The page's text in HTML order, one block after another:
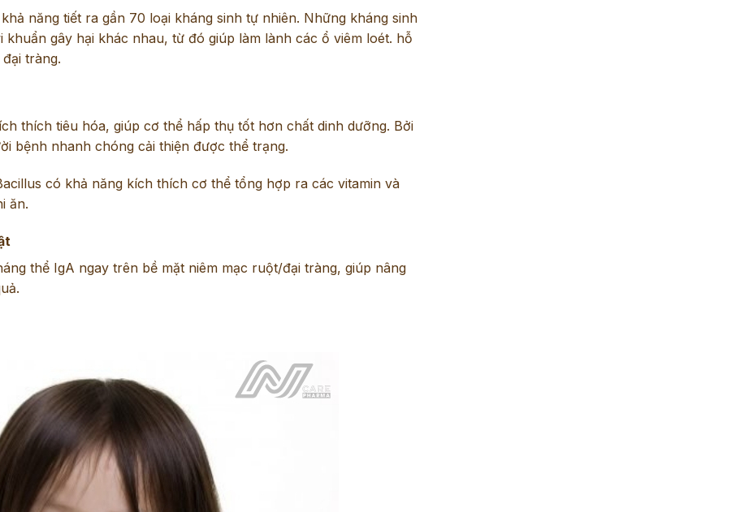
năng tiết ra gần 70 loại kháng sinh tự nhiên. Những kháng sinh
gây hại khác nhau, từ đó giúp làm lành các ổ viêm loét. hỗ
tràng.
thích tiêu hóa, giúp cơ thể hấp thụ tốt hơn chất dinh dưỡng. Bởi
bệnh nhanh chóng cải thiện được thể trạng.
có khả năng kích thích cơ thể tổng hợp ra các vitamin và
ăn.
thể IgA ngay trên bề mặt niêm mạc ruột/đại tràng, giúp nâng